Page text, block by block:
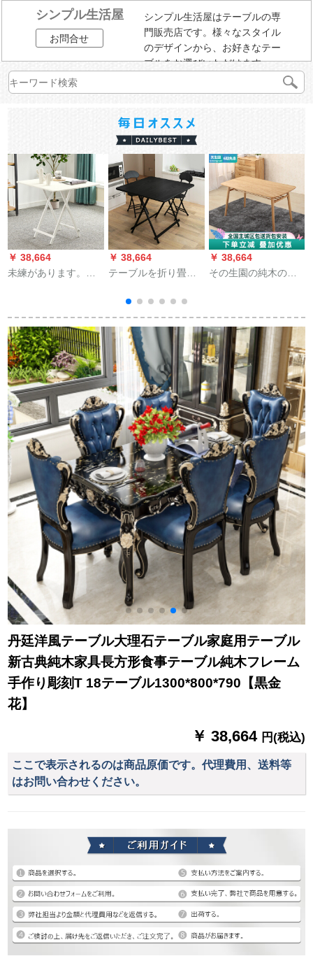
シンプル生活屋
お問合せ
シンプル生活屋はテーブルの専
門販売店です。様々なスタイル
のデザインから、お好きなテー
ブルをお選びいただけます。
￥ 38,664
未練があります。簡
正方形の折りたたみ
テーブルです。小さ
なテーブルがありま
す。家庭用の食事テ
ーブルです。円卓学
習テーブル麻雀テー
ブルです。「白いテ
ーブル」80*80*75高
さです。
￥ 38,664
テーブルを折り畳み
折り畳みました。家
庭用のテーブルで
す。纯木携帯型の外
でテーブルを折り畳
みました。四角いテ
ーブルを并べます。
￥ 38,664
その生園の純木の食
の木の徳納のテーブ
ルの1.2メートルの徳
納のテーブル
丹廷洋風テーブル大理石テーブル家庭用テーブル
新古典純木家具長方形食事テーブル純木フレーム
手作り彫刻T 18テーブル1300*800*790【黒金
花】
￥ 38,664 円(税込)
ここで表示されるのは商品原価です。代理費用、送料等
はお問い合わせください。